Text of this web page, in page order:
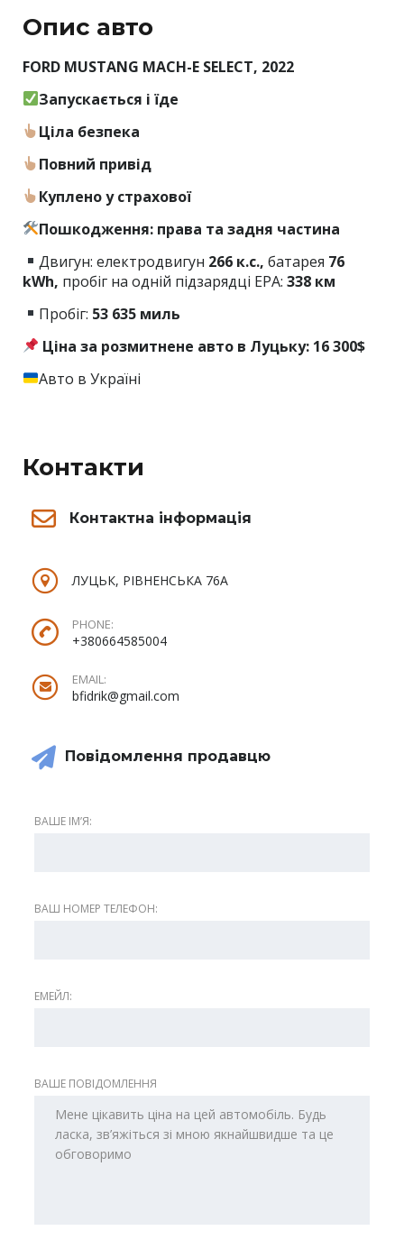
Опис авто
FORD MUSTANG MACH-E SELECT, 2022
Запускається і їде
Ціла безпека
Повний привід
Куплено у страхової
Пошкодження: права та задня частина
Двигун: електродвигун 266 к.с.,батарея 76
kWh, пробіг на одній підзарядці EPA: 338 км
Пробіг: 53 635 миль
Ціна за розмитнене авто в Луцьку: 16 300$
Авто в Україні
Контакти
Контактна інформація
ЛУЦЬК, РІВНЕНСЬКА 76А
PHONE:
+380664585004
EMAIL:
bfidrik@gmail.com
Повідомлення продавцю
ВАШЕ ІМʼЯ:
ВАШ НОМЕР ТЕЛЕФОН:
ЕМЕЙЛ:
ВАШЕ ПОВІДОМЛЕННЯ